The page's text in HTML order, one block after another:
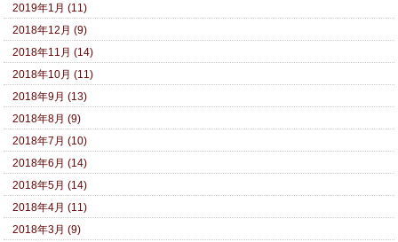
2019年1月 (11)
2018年12月 (9)
2018年11月 (14)
2018年10月 (11)
2018年9月 (13)
2018年8月 (9)
2018年7月 (10)
2018年6月 (14)
2018年5月 (14)
2018年4月 (11)
2018年3月 (9)